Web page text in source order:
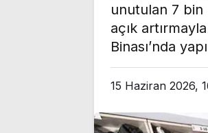
unutulan 7 bin
açık
Binası’nda
15 Haziran 2026,